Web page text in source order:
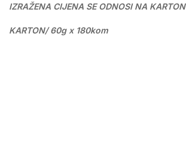
IZRAŽENA CIJENA SE ODNOSI NA KARTON
KARTON/ 60g x 180kom